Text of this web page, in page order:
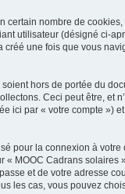
nombre de
utilisateur (désigné ci-
une fois que vous
hors de portée du
Ceci peut être, et
ici par « votre compte »)
pour la connexion à
MOOC Cadrans solaires
et de votre adresse
les cas, vous pouvez